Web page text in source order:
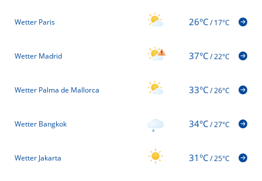
Wetter Paris 26°C/17°C
Wetter Madrid 37°C/22°C
Wetter Palma de Mallorca 33°C/26°C
Wetter Bangkok 34°C/27°C
Wetter Jakarta 31°C/25°C